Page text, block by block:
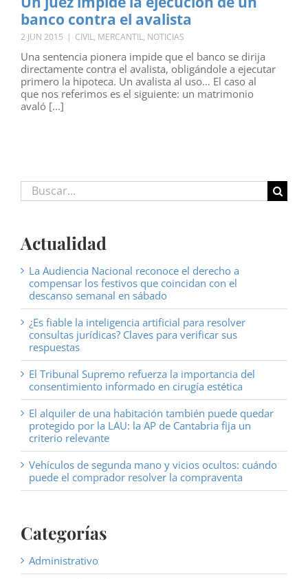
banco contra el avalista
2 JUN 2015 | CIVIL, MERCANTIL, NOTICIAS
Una sentencia pionera impide que el banco se dirija
directamente contra el avalista, obligándole a ejecutar
primero la hipoteca. Un avalista al uso… El caso al
que nos referimos es el siguiente: un matrimonio
avaló [...]
Buscar:
Actualidad
La Audiencia Nacional reconoce el derecho a
compensar los festivos que coincidan con el
descanso semanal en sábado
¿Es fiable la inteligencia artificial para resolver
consultas jurídicas? Claves para verificar sus
respuestas
El Tribunal Supremo refuerza la importancia del
consentimiento informado en cirugía estética
El alquiler de una habitación también puede quedar
protegido por la LAU: la AP de Cantabria fija un
criterio relevante
Vehículos de segunda mano y vicios ocultos: cuándo
puede el comprador resolver la compraventa
Categorías
Administrativo